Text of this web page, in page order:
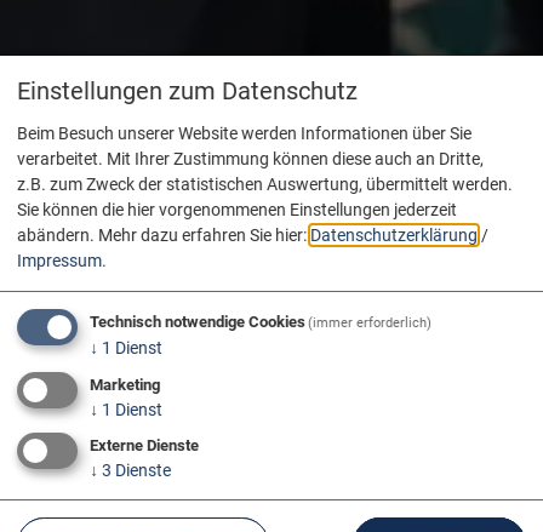
Einstellungen zum Datenschutz
Beim Besuch unserer Website werden Informationen über Sie
verarbeitet. Mit Ihrer Zustimmung können diese auch an Dritte,
z.B. zum Zweck der statistischen Auswertung, übermittelt werden.
Sie können die hier vorgenommenen Einstellungen jederzeit
abändern. Mehr dazu erfahren Sie hier: Datenschutzerklärung /
Impressum.
Technisch notwendige Cookies(immer erforderlich)
↓ 1 Dienst
Marketing
↓ 1 Dienst
Externe Dienste
↓ 3 Dienste